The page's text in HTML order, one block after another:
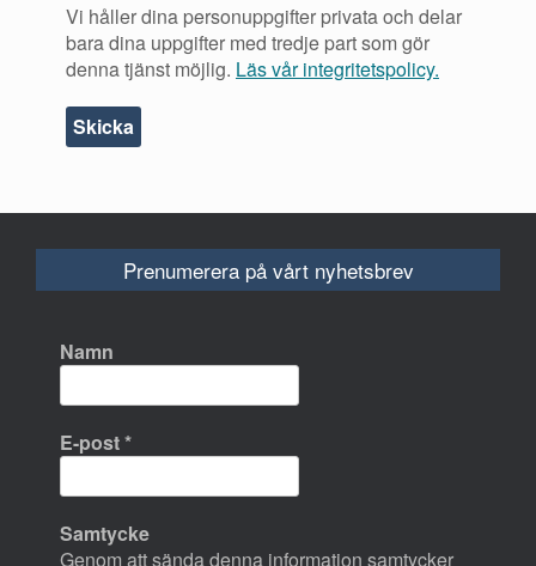
Vi håller dina personuppgifter privata och delar
bara dina uppgifter med tredje part som gör
denna tjänst möjlig. Läs vår integritetspolicy.
Prenumerera på vårt nyhetsbrev
Namn
E-post*
Samtycke
Genom att sända denna information samtycker